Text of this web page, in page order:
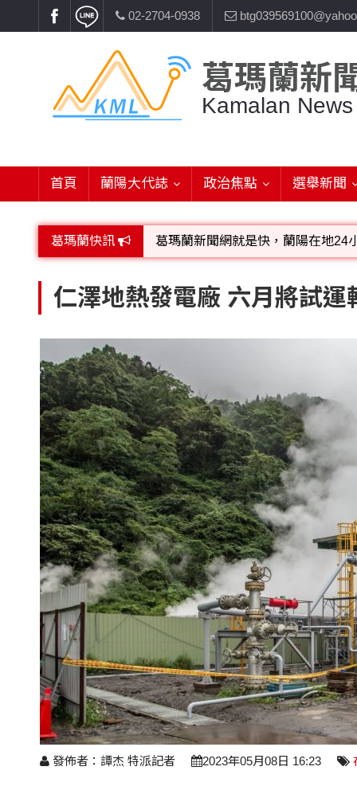
02-2704-0938
葛瑪蘭新
Kamalan
首頁 蘭陽大代誌 政治焦點 選舉新聞
葛瑪蘭快訊 葛瑪蘭新聞網就是快，蘭陽在地24
仁澤地熱發電廠 六月將試運
發佈者：譚杰 特派記者 2023年05月08日 16:23